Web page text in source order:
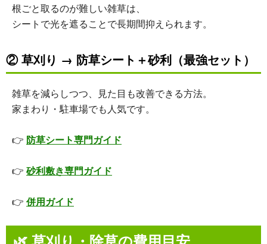
根ごと取るのが難しい雑草は、
シートで光を遮ることで長期間抑えられます。
② 草刈り → 防草シート＋砂利（最強セット）
雑草を減らしつつ、見た目も改善できる方法。
家まわり・駐車場でも人気です。
👉 防草シート専門ガイド
👉 砂利敷き専門ガイド
👉 併用ガイド